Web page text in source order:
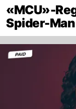
«MCU»-
Spider-Man